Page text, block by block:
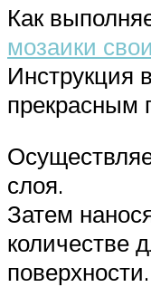
Как
мозаики
Инструкция
прекрасным
слоя.
Затем
количестве
поверхности.